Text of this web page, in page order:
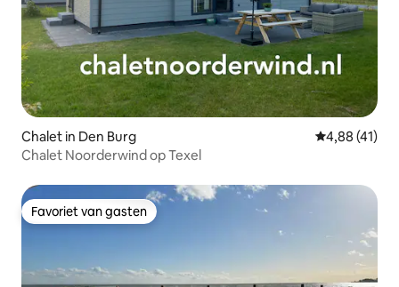
Chalet in Den Burg Gemiddelde
4,88 (41)
Chalet Noorderwind op Texel
Favoriet van gasten
Favoriet van gasten